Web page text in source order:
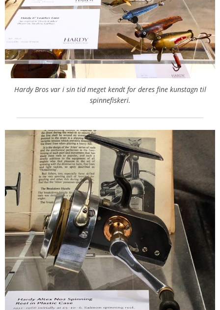
Hardy Bros var i sin tid meget kendt for deres fine kunstagn til
spinnefiskeri.